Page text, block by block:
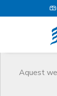
Aquest